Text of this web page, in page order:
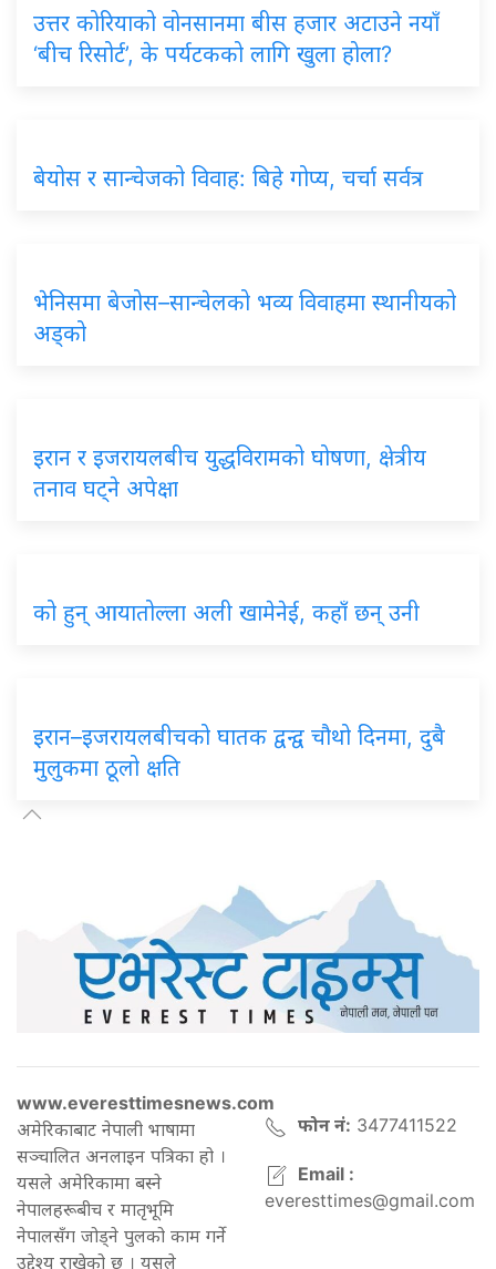
उत्तर कोरियाको वोनसानमा बीस हजार अटाउने नयाँ
‘बीच रिसोर्ट’, के पर्यटकको लागि खुला होला?
बेयोस र सान्चेजको विवाह: बिहे गोप्य, चर्चा सर्वत्र
भेनिसमा बेजोस–सान्चेलको भव्य विवाहमा स्थानीयको
अड्को
इरान र इजरायलबीच युद्धविरामको घोषणा, क्षेत्रीय
तनाव घट्ने अपेक्षा
को हुन् आयातोल्ला अली खामेनेई, कहाँ छन् उनी
इरान–इजरायलबीचको घातक द्वन्द्व चौथो दिनमा, दुबै
मुलुकमा ठूलो क्षति
www.everesttimesnews.com
अमेरिकाबाट नेपाली भाषामा
सञ्चालित अनलाइन पत्रिका हो ।
यसले अमेरिकामा बस्ने
नेपालहरूबीच र मातृभूमि
नेपालसँग जोड्ने पुलको काम गर्ने
उद्देश्य राखेको छ । यसले
फोन नं: 3477411522
Email :
everesttimes@gmail.com